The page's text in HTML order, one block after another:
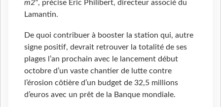
m2", précise Eric Philibert, directeur associé du
Lamantin.
De quoi contribuer à booster la station qui, autre
signe positif, devrait retrouver la totalité de ses
plages l’an prochain avec le lancement début
octobre d’un vaste chantier de lutte contre
l’érosion côtière d’un budget de 32,5 millions
d’euros avec un prêt de la Banque mondiale.